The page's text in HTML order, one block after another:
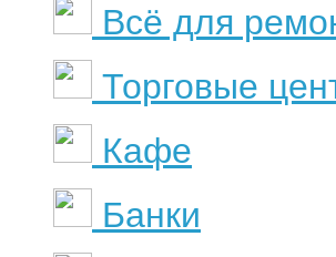
Всё для
Торговые
Кафе
Банки